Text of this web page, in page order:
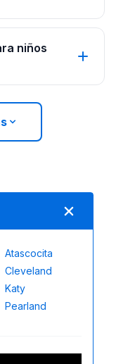
niños
Atascocita
Cleveland
Katy
Pearland